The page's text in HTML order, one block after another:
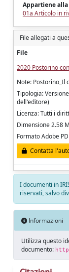
Appartiene
01a Articolo in
File allegati a
File
2020 Postorino
Note: Postorino_Il
Tipologia:
dell'editore)
Licenza: Tutti i
Dimensione 2.58
Formato Adobe
Contatta
I documenti in
riservati, salvo
Informazioni
Utilizza questo
documento: